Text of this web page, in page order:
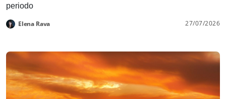
periodo
Elena Rava 27/07/2026